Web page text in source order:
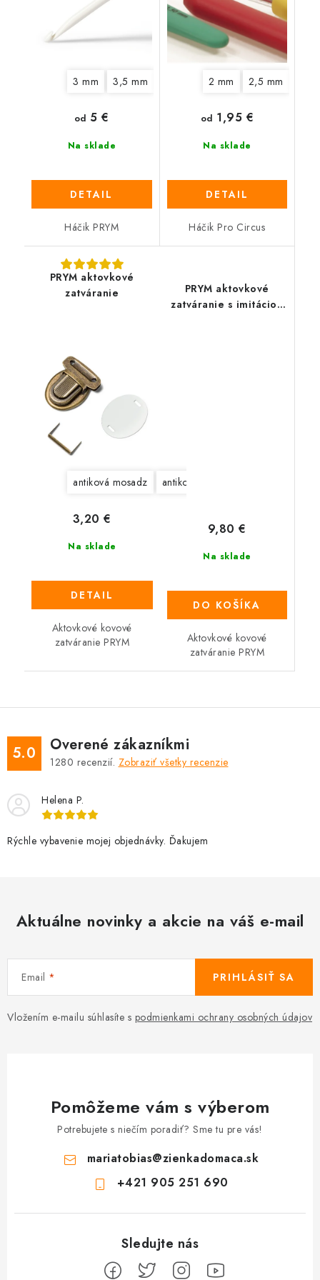
3 mm 3,5 mm 5 mm 6 mm
Na sklade
od 5 €
DETAIL
Háčik PRYM
2 mm 2,5 mm
Na sklade
od 1,95 €
DETAIL
Háčik Pro Circus
PRYM aktovkové
zatváranie
antiková mosadz antikové striebro
Na sklade
3,20 €
DETAIL
Aktovkové kovové
zatváranie PRYM
PRYM aktovkové
zatváranie s imitáciou
Na sklade
9,80 €
DO KOŠÍKA
Aktovkové kovové
zatváranie PRYM
5.0 Overené zákazníkmi
1280 recenzií. Zobraziť všetky recenzie
Helena P.
Rýchle vybavenie mojej objednávky. Ďakujem
Aktuálne novinky a akcie na váš e-mail
Email
Vložením e-mailu súhlasíte s podmienkami ochrany osobných údajov
PRIHLÁSIŤ SA
Pomôžeme vám s výberom
Potrebujete s niečím poradiť? Sme tu pre vás!
mariatobias@zienkadomaca.sk
+421 905 251 690